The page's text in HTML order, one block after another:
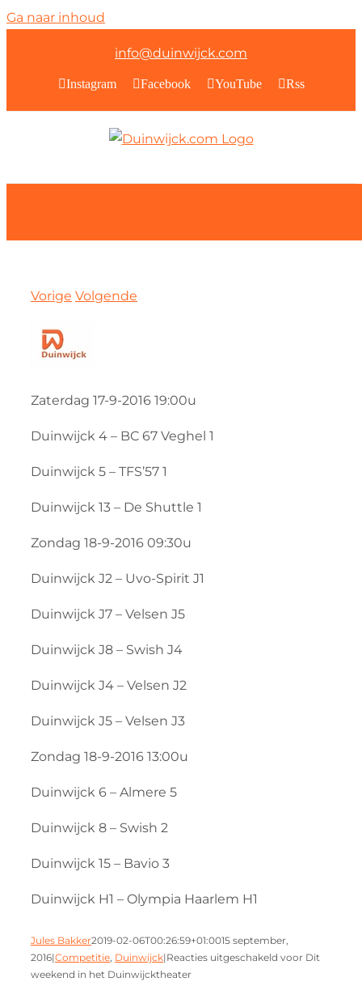
Ga naar inhoud
info@duinwijck.com
Instagram Facebook YouTube Rss
Vorige Volgende
Zaterdag 17-9-2016 19:00u
Duinwijck 4 – BC 67 Veghel 1
Duinwijck 5 – TFS’57 1
Duinwijck 13 – De Shuttle 1
Zondag 18-9-2016 09:30u
Duinwijck J2 – Uvo-Spirit J1
Duinwijck J7 – Velsen J5
Duinwijck J8 – Swish J4
Duinwijck J4 – Velsen J2
Duinwijck J5 – Velsen J3
Zondag 18-9-2016 13:00u
Duinwijck 6 – Almere 5
Duinwijck 8 – Swish 2
Duinwijck 15 – Bavio 3
Duinwijck H1 – Olympia Haarlem H1
Jules Bakker2019-02-06T00:26:59+01:0015 september,
2016|Competitie, Duinwijck|Reacties uitgeschakeld voor Dit
weekend in het Duinwijcktheater